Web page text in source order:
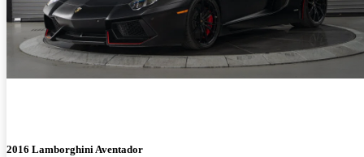
2016 Lamborghini Aventador